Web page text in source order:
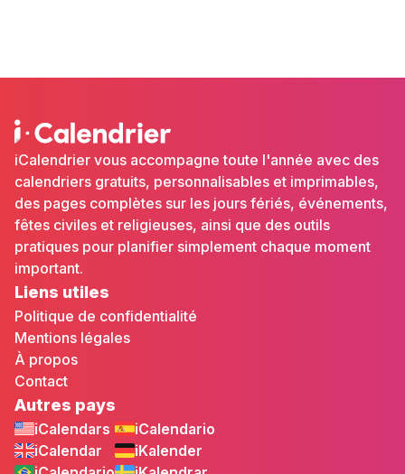
iCalendrier vous accompagne toute l'année avec des
calendriers gratuits, personnalisables et imprimables,
des pages complètes sur les jours fériés, événements,
fêtes civiles et religieuses, ainsi que des outils
pratiques pour planifier simplement chaque moment
important.
Liens utiles
Politique de confidentialité
Mentions légales
À propos
Contact
Autres pays
iCalendars
iCalendar
iCalendario
iKalender